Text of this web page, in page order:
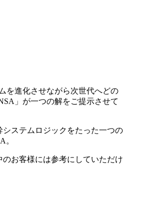
を進化させながら次世代へどの
」が一つの解をご提示させて
ステムロジックをたった一つの
。
お客様には参考にしていただけ